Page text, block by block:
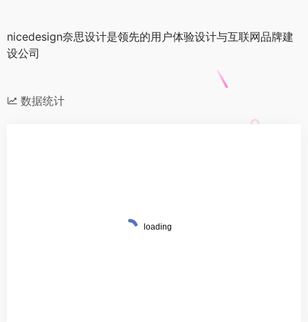
nicedesign奈思设计是领先的用户体验设计与互联网品牌建
设公司
数据统计